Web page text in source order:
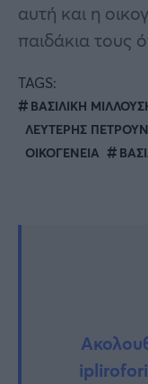
αυτή και η
παιδάκια τους
TAGS:
ΒΑΣΙΛΙΚΗ
ΛΕΥΤΕΡΗΣ
ΟΙΚΟΓΕΝΕΙΑ